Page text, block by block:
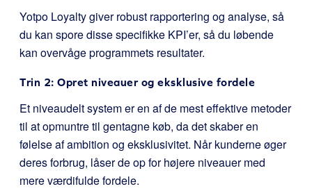
Yotpo Loyalty giver robust rapportering og analyse, så
du kan spore disse specifikke KPI’er, så du løbende
kan overvåge programmets resultater.
Trin 2: Opret niveauer og eksklusive fordele
Et niveaudelt system er en af de mest effektive metoder
til at opmuntre til gentagne køb, da det skaber en
følelse af ambition og eksklusivitet. Når kunderne øger
deres forbrug, låser de op for højere niveauer med
mere værdifulde fordele.